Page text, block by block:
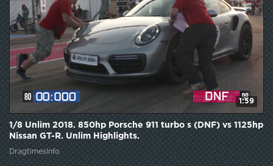
1:59
1/8 Unlim 2018. 850hp Porsche 911 turbo s (DNF) vs 1125hp
Nissan GT-R. Unlim Highlights.
DragtimesInfo